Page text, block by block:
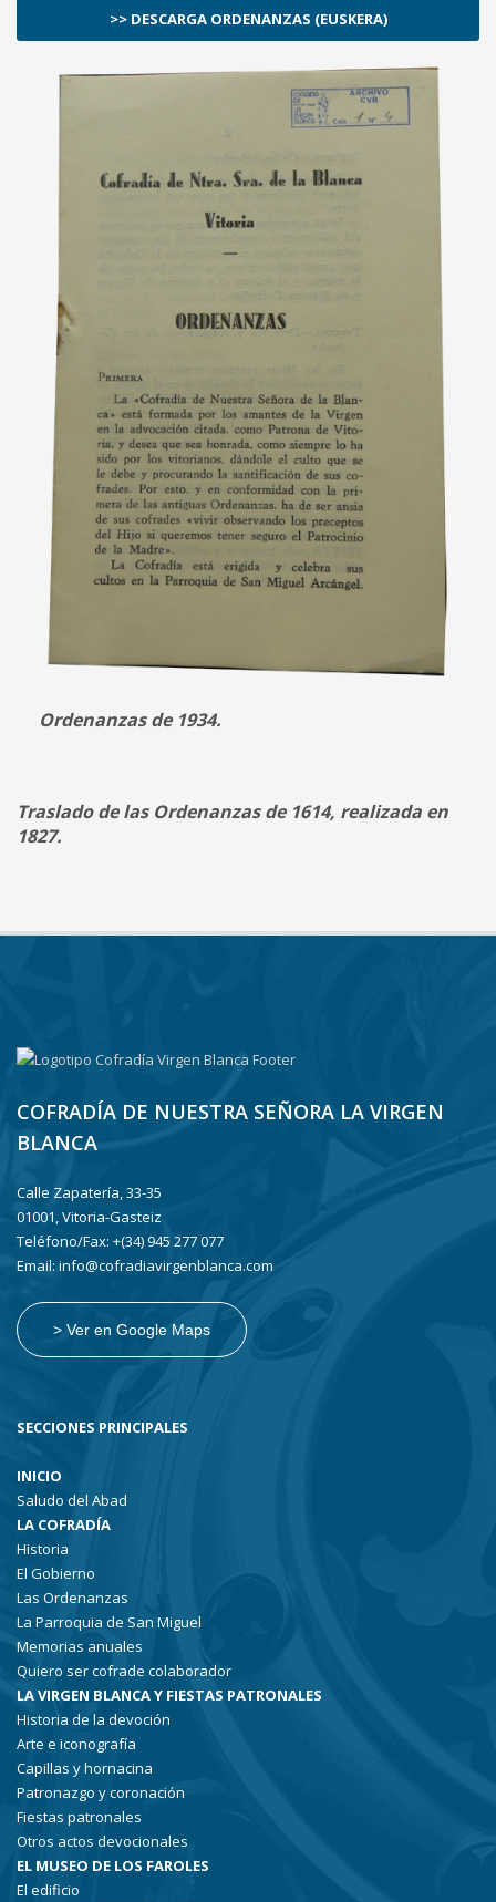
>> DESCARGA ORDENANZAS (EUSKERA)
Ordenanzas de 1934.
Traslado de las Ordenanzas de 1614, realizada en
1827.
COFRADÍA DE NUESTRA SEÑORA LA VIRGEN
BLANCA
Calle Zapatería, 33-35
01001, Vitoria-Gasteiz
Teléfono/Fax: +(34) 945 277 077
Email: info@cofradiavirgenblanca.com
> Ver en Google Maps
SECCIONES PRINCIPALES
INICIO
Saludo del Abad
LA COFRADÍA
Historia
El Gobierno
Las Ordenanzas
La Parroquia de San Miguel
Memorias anuales
Quiero ser cofrade colaborador
LA VIRGEN BLANCA Y FIESTAS PATRONALES
Historia de la devoción
Arte e iconografía
Capillas y hornacina
Patronazgo y coronación
Fiestas patronales
Otros actos devocionales
EL MUSEO DE LOS FAROLES
El edificio